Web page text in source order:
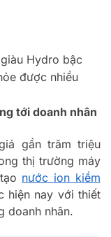
Hydro bậc
được nhiều
tới doanh nhân
gần trăm triệu
thị trường máy
nước ion kiềm
hiện nay với thiết
doanh nhân.